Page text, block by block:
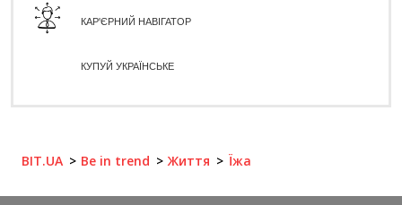
КАР'ЄРНИЙ НАВІГАТОР
КУПУЙ УКРАЇНСЬКЕ
BIT.UA Be in trend Життя Їжа